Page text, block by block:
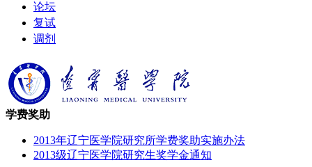
论坛
复试
调剂
学费奖助
2013年辽宁医学院研究所学费奖助实施办法
2013级辽宁医学院研究生奖学金通知